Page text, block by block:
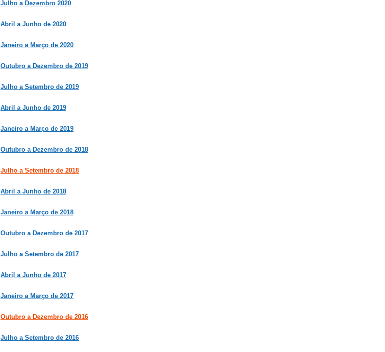
Julho a Dezembro 2020
Abril a Junho de 2020
Janeiro a Março de 2020
Outubro a Dezembro de 2019
Julho a Setembro de 2019
Abril a Junho de 2019
Janeiro a Março de 2019
Outubro a Dezembro de 2018
Julho a Setembro de 2018
Abril a Junho de 2018
Janeiro a Março de 2018
Outubro a Dezembro de 2017
Julho a Setembro de 2017
Abril a Junho de 2017
Janeiro a Março de 2017
Outubro a Dezembro de 2016
Julho a Setembro de 2016